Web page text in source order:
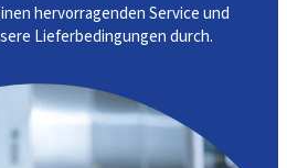
hervorragenden Service und
Lieferbedingungen durch.